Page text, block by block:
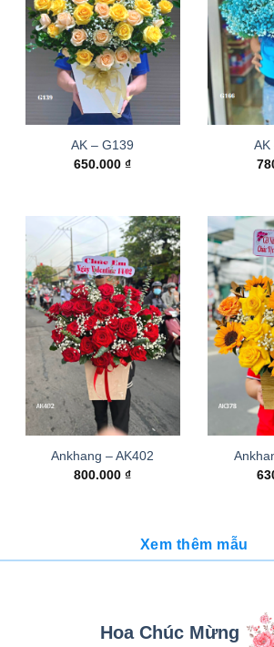
AK – G139
650.000₫
AK
Ankhang – AK402
800.000₫
Xem thêm mẫu
Hoa Chúc Mừng